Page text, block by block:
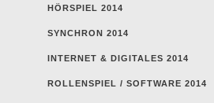
HÖRSPIEL 2014
SYNCHRON 2014
INTERNET & DIGITALES 2014
ROLLENSPIEL / SOFTWARE 2014